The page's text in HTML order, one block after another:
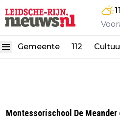
11
Gemeente 112
Montessorischool De